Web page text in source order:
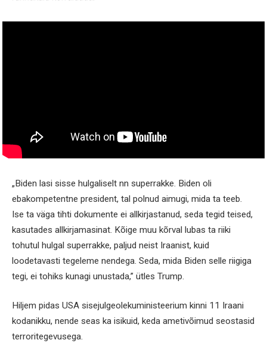
„Biden lasi sisse hulgaliselt nn superrakke. Biden oli
ebakompetentne president, tal polnud aimugi, mida ta teeb.
Ise ta väga tihti dokumente ei allkirjastanud, seda tegid teised,
kasutades allkirjamasinat. Kõige muu kõrval lubas ta riiki
tohutul hulgal superrakke, paljud neist Iraanist, kuid
loodetavasti tegeleme nendega. Seda, mida Biden selle riigiga
tegi, ei tohiks kunagi unustada,” ütles Trump.
Hiljem pidas USA sisejulgeolekuministeerium kinni 11 Iraani
kodanikku, nende seas ka isikuid, keda ametivõimud seostasid
terroritegevusega.